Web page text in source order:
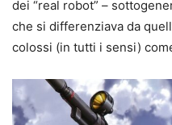
dei “real robot” –
che si differenziava da
colossi (in tutti i sensi)